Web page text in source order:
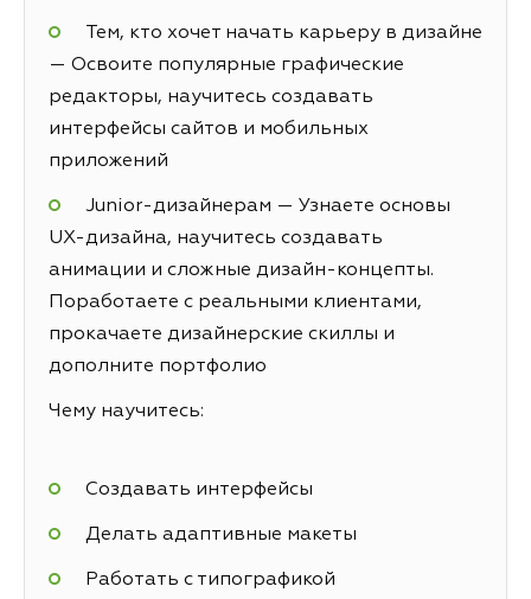
Тем, кто хочет начать карьеру в дизайне
— Освоите популярные графические
редакторы, научитесь создавать
интерфейсы сайтов и мобильных
приложений
Junior-дизайнерам — Узнаете основы
UX-дизайна, научитесь создавать
анимации и сложные дизайн-концепты.
Поработаете с реальными клиентами,
прокачаете дизайнерские скиллы и
дополните портфолио
Чему научитесь:
Создавать интерфейсы
Делать адаптивные макеты
Работать с типографикой